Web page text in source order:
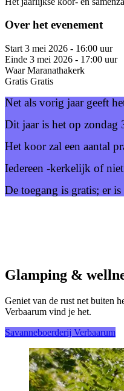
Over het evenement
Start 3 mei 2026 - 16:00 uur
Einde 3 mei 2026 - 17:00 uur
Waar Maranathakerk
Gratis Gratis
Net als vorig jaar geeft
Dit jaar is het op zondag
Het koor zal een aantal
Iedereen -kerkelijk of
De toegang is gratis; er
Glamping &
Geniet van de rust net buiten
Verbaarum vind je het.
Savanneboerderij Verbaarum